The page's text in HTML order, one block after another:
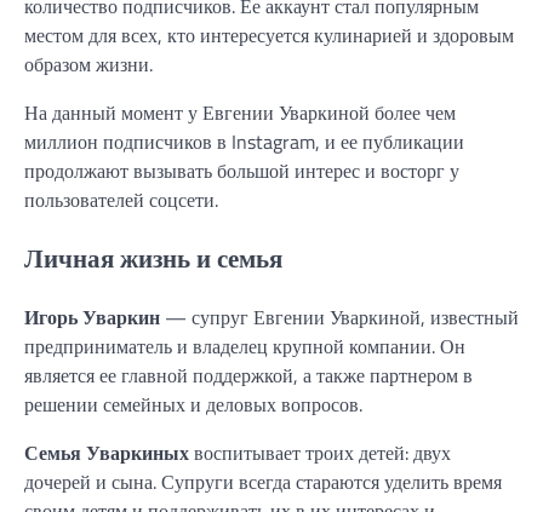
количество подписчиков. Ее аккаунт стал популярным
местом для всех, кто интересуется кулинарией и здоровым
образом жизни.
На данный момент у Евгении Уваркиной более чем
миллион подписчиков в Instagram, и ее публикации
продолжают вызывать большой интерес и восторг у
пользователей соцсети.
Личная жизнь и семья
Игорь Уваркин — супруг Евгении Уваркиной, известный
предприниматель и владелец крупной компании. Он
является ее главной поддержкой, а также партнером в
решении семейных и деловых вопросов.
Семья Уваркиныхвоспитывает троих детей: двух
дочерей и сына. Супруги всегда стараются уделить время